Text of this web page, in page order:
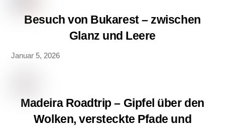
Besuch von Bukarest – zwischen
Glanz und Leere
Januar 5, 2026
Madeira Roadtrip – Gipfel über den
Wolken, versteckte Pfade und